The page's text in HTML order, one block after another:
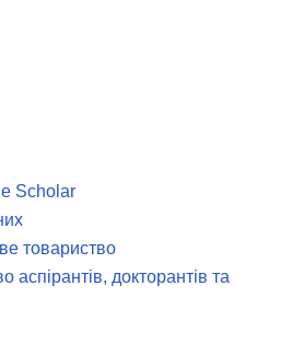
Scholar
товариство
аспірантів, докторантів та